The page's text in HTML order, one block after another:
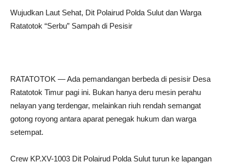
Wujudkan Laut Sehat, Dit Polairud Polda Sulut dan Warga
Ratatotok “Serbu” Sampah di Pesisir
RATATOTOK — Ada pemandangan berbeda di pesisir Desa
Ratatotok Timur pagi ini. Bukan hanya deru mesin perahu
nelayan yang terdengar, melainkan riuh rendah semangat
gotong royong antara aparat penegak hukum dan warga
setempat.
Crew KP.XV-1003 Dit Polairud Polda Sulut turun ke lapangan